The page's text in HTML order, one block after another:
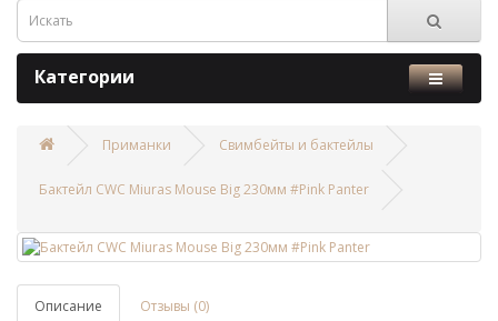
Категории
Приманки Cвимбейты и бактейлы
Бактейл CWC Miuras Mouse Big 230мм #Pink Panter
Описание Отзывы (0)